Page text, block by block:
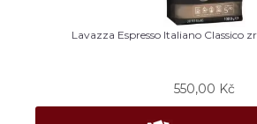
Lavazza Espresso Italiano Classico
550,00 Kč